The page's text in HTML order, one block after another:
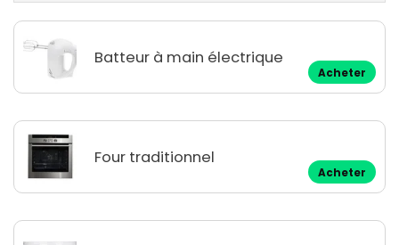
Batteur à main électrique
Acheter
Four traditionnel
Acheter